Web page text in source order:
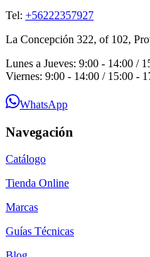
Tel: +56222357927
La Concepción 322, of 102,
Lunes a Jueves: 9:00 - 14:00 /
Viernes: 9:00 - 14:00 / 15:00 -
WhatsApp
Navegación
Catálogo
Tienda Online
Marcas
Guías Técnicas